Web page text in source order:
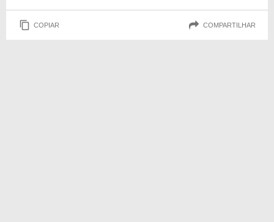
COPIAR COMPARTILHAR